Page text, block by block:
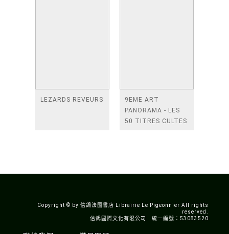
LEZARDS REVEURS
9EME ART
PANORAMA - LES
50 TITRES CULTES
Copyright © by 信鴿法國書店 Librairie Le Pigeonnier All rights
reserved.
信鴿國際文化有限公司 統一編號：53083520